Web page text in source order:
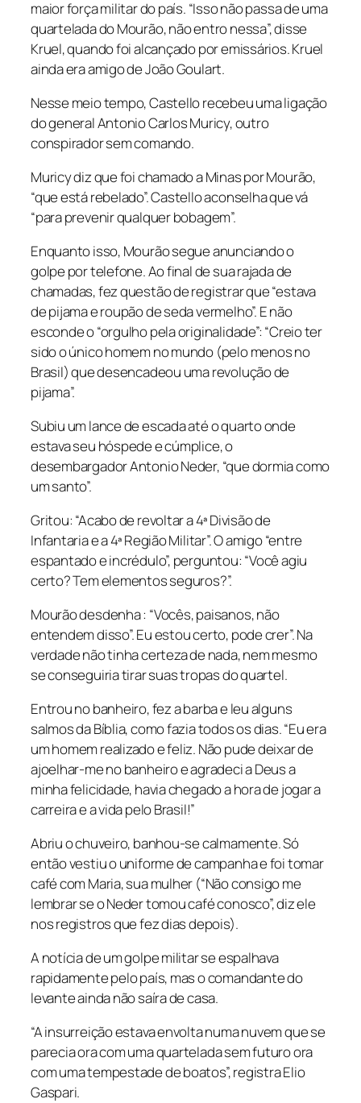
maior força militar do país. “Isso não passa de uma
quartelada do Mourão, não entro nessa”, disse
Kruel, quando foi alcançado por emissários. Kruel
ainda era amigo de João Goulart.
Nesse meio tempo, Castello recebeu uma ligação
do general Antonio Carlos Muricy, outro
conspirador sem comando.
Muricy diz que foi chamado a Minas por Mourão,
“que está rebelado”. Castello aconselha que vá
“para prevenir qualquer bobagem”.
Enquanto isso, Mourão segue anunciando o
golpe por telefone. Ao final de sua rajada de
chamadas, fez questão de registrar que “estava
de pijama e roupão de seda vermelho”. E não
esconde o “orgulho pela originalidade”: “Creio ter
sido o único homem no mundo (pelo menos no
Brasil) que desencadeou uma revolução de
pijama”.
Subiu um lance de escada até o quarto onde
estava seu hóspede e cúmplice, o
desembargador Antonio Neder, “que dormia como
um santo”.
Gritou: “Acabo de revoltar a 4ª Divisão de
Infantaria e a 4ª Região Militar”. O amigo “entre
espantado e incrédulo”, perguntou: “Você agiu
certo? Tem elementos seguros?”.
Mourão desdenha : “Vocês, paisanos, não
entendem disso”. Eu estou certo, pode crer”. Na
verdade não tinha certeza de nada, nem mesmo
se conseguiria tirar suas tropas do quartel.
Entrou no banheiro, fez a barba e leu alguns
salmos da Bíblia, como fazia todos os dias. “Eu era
um homem realizado e feliz. Não pude deixar de
ajoelhar-me no banheiro e agradeci a Deus a
minha felicidade, havia chegado a hora de jogar a
carreira e a vida pelo Brasil!”
Abriu o chuveiro, banhou-se calmamente. Só
então vestiu o uniforme de campanha e foi tomar
café com Maria, sua mulher (“Não consigo me
lembrar se o Neder tomou café conosco”, diz ele
nos registros que fez dias depois).
A notícia de um golpe militar se espalhava
rapidamente pelo país, mas o comandante do
levante ainda não saíra de casa.
“A insurreição estava envolta numa nuvem que se
parecia ora com uma quartelada sem futuro ora
com uma tempestade de boatos”, registra Elio
Gaspari.